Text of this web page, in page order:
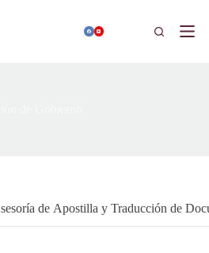
Buscar
de Apostilla y Traducción de